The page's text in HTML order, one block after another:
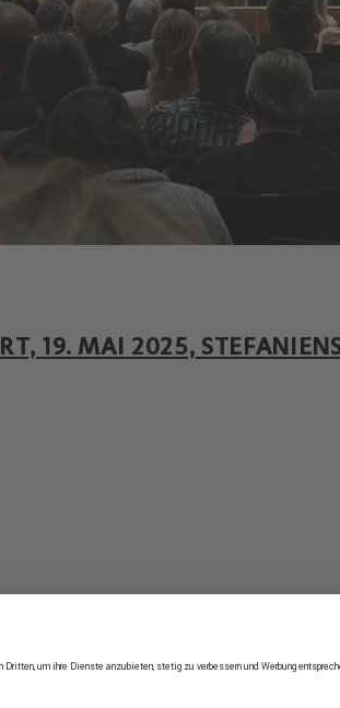
19. MAI 2025,